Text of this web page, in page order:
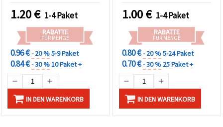
1.20€ 1-4 Paket
RABATTE
FÜR MENGE
0.96 €- 20 %5-9 Paket
0.84 €- 30 %10 Paket +
IN DEN WARENKORB
1.00€ 1-4 Paket
RABATTE
FÜR MENGE
0.80 €- 20 %5-24 Paket
0.70 €- 30 % 25 Paket +
IN DEN WARENKORB